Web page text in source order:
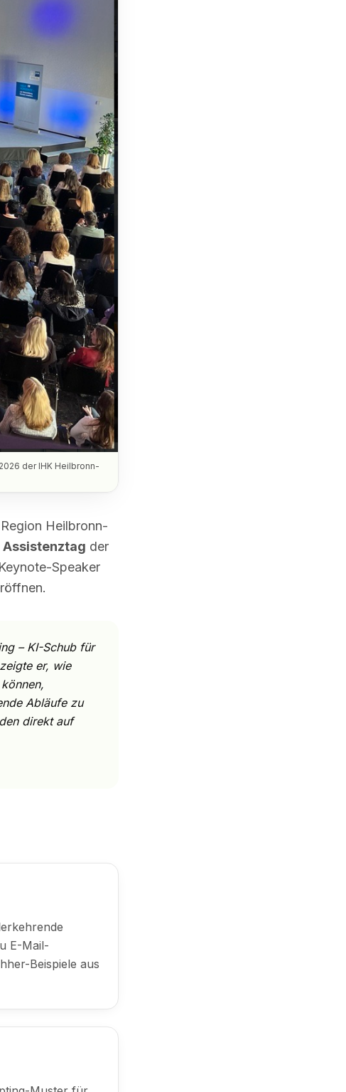
der IHK Heilbronn-
Heilbronn-
der
Speaker
– KI-Schub für
er, wie
Abläufe zu
direkt auf
E-Mail-
Beispiele aus